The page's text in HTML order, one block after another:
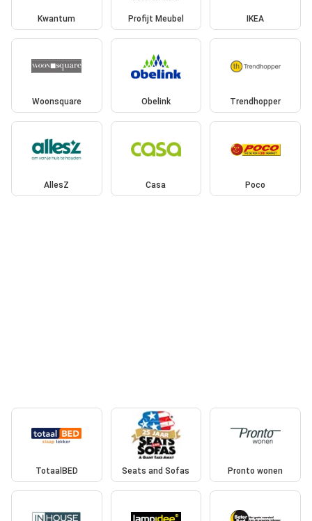
Kwantum Profijt Meubel IKEA
Woonsquare Obelink Trendhopper
AllesZ Casa Poco
TotaalBED Seats and Sofas Pronto wonen